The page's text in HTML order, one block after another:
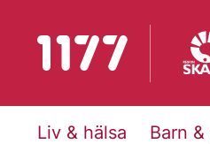
Till startsidan för 1177
Liv & hälsa Barn